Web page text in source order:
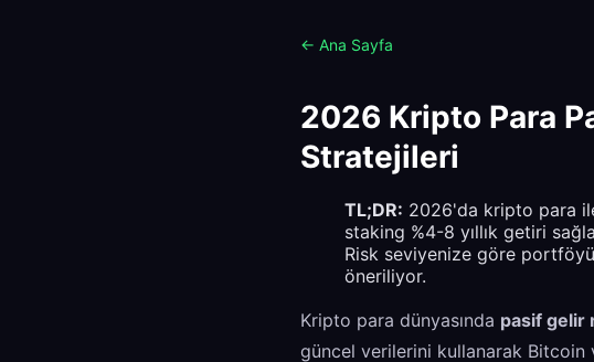
← Ana Sayfa
2026 Kripto Para
Stratejileri
TL;DR: 2026'da kripto para
staking %4-8 yıllık getiri
Risk seviyenize göre
öneriliyor.
Kripto para dünyasında pasif gelir
güncel verilerini kullanarak